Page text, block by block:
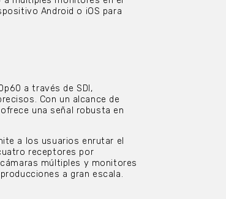
Android o iOS para
a través de SDI,
Con un alcance de
una señal robusta en
a los usuarios enrutar el
receptores por
múltiples y monitores
a gran escala.